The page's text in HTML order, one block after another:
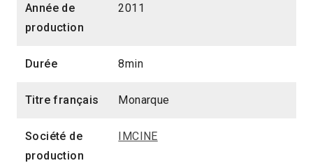
Année de
production
2011
Durée 8min
Titre français Monarque
Société de
production
IMCINE